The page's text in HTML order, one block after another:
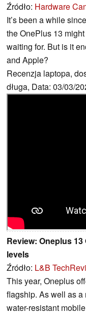
Źródło: Hardware
It’s been a while
the OnePlus 13
waiting for. But is it
and Apple?
Recenzja laptopa,
długa, Data: 03/03/
Review: Oneplus
levels
Źródło: L&B
This year, Oneplus
flagship. As well as a
water-resistant